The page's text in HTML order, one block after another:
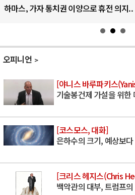
하마스, 가자 통치권 이양으로 휴전 의지..
오피니언
[야니스 바루파키스
기술봉건제 가설을 위한
[코스모스, 대화]
은하수의 크기, 예상보
[크리스 헤지스(Chris
백악관의 대부, 트럼프